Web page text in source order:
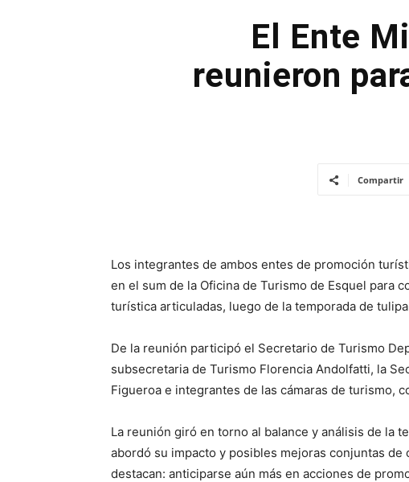
El Ente
reunieron
Compartir
Los integrantes de ambos entes de promoción
en el sum de la Oficina de Turismo de Esquel para
turística articuladas, luego de la temporada de
De la reunión participó el Secretario de Turismo
subsecretaria de Turismo Florencia Andolfatti, la
Figueroa e integrantes de las cámaras de turismo,
La reunión giró en torno al balance y análisis de la
abordó su impacto y posibles mejoras conjuntas de
destacan: anticiparse aún más en acciones de